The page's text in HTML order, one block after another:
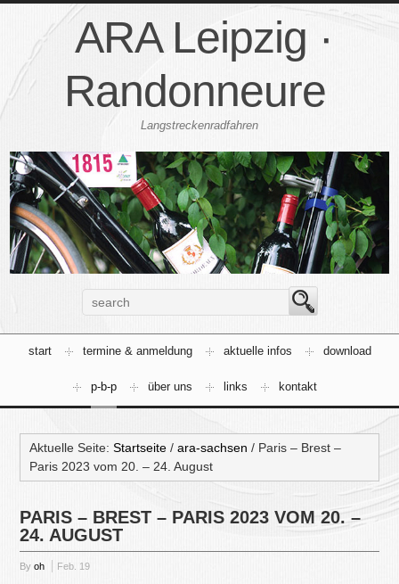
ARA Leipzig ·
Randonneure
Langstreckenradfahren
start termine & anmeldung aktuelle infos download
p-b-p über uns links kontakt
Aktuelle Seite:Startseite / ara-sachsen / Paris – Brest –
Paris 2023 vom 20. – 24. August
PARIS – BREST – PARIS 2023 VOM 20. –
24. AUGUST
Byoh Feb. 19